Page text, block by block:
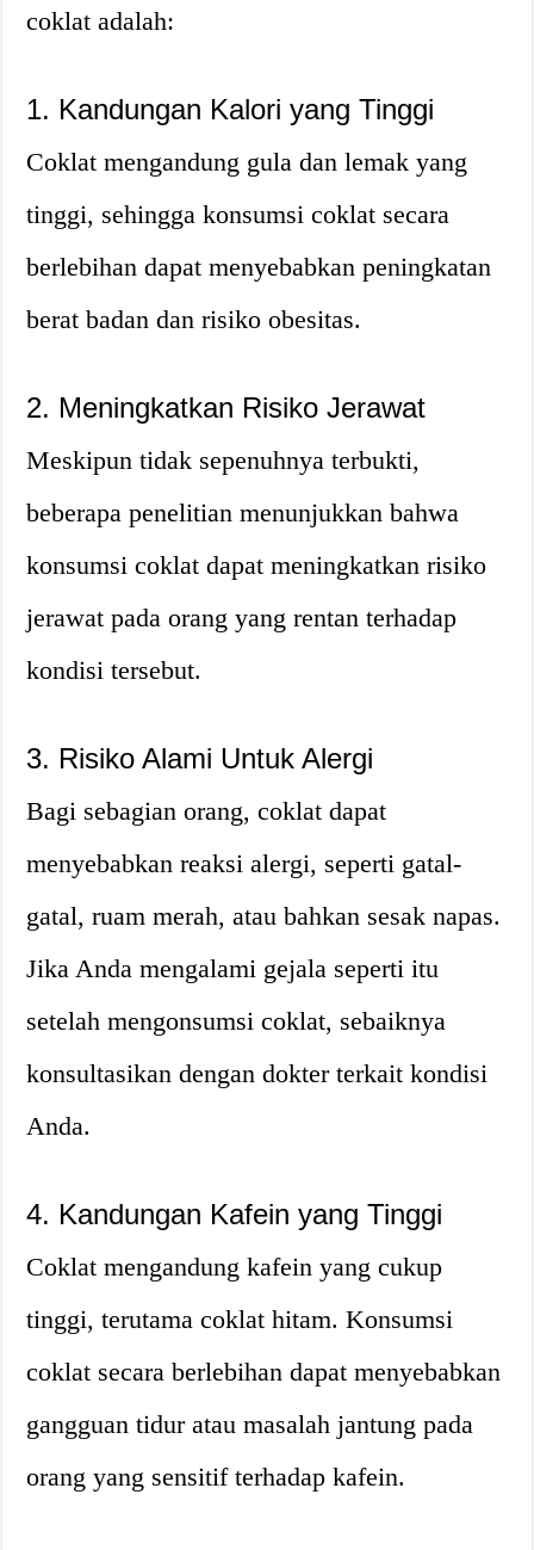
coklat adalah:
1. Kandungan Kalori yang Tinggi
Coklat mengandung gula dan lemak yang
tinggi, sehingga konsumsi coklat secara
berlebihan dapat menyebabkan peningkatan
berat badan dan risiko obesitas.
2. Meningkatkan Risiko Jerawat
Meskipun tidak sepenuhnya terbukti,
beberapa penelitian menunjukkan bahwa
konsumsi coklat dapat meningkatkan risiko
jerawat pada orang yang rentan terhadap
kondisi tersebut.
3. Risiko Alami Untuk Alergi
Bagi sebagian orang, coklat dapat
menyebabkan reaksi alergi, seperti gatal-
gatal, ruam merah, atau bahkan sesak napas.
Jika Anda mengalami gejala seperti itu
setelah mengonsumsi coklat, sebaiknya
konsultasikan dengan dokter terkait kondisi
Anda.
4. Kandungan Kafein yang Tinggi
Coklat mengandung kafein yang cukup
tinggi, terutama coklat hitam. Konsumsi
coklat secara berlebihan dapat menyebabkan
gangguan tidur atau masalah jantung pada
orang yang sensitif terhadap kafein.